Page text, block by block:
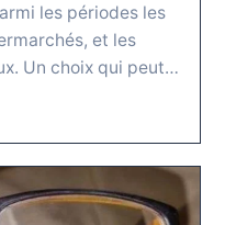
les périodes les
et les
Un choix qui peut…